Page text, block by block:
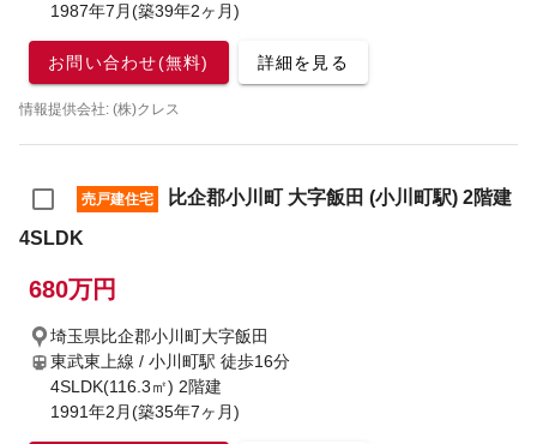
1987年7月(築39年2ヶ月)
お問い合わせ(無料) 詳細を見る
情報提供会社: (株)クレス
売戸建住宅
比企郡小川町 大字飯田 (小川町駅) 2階建
4SLDK
680万円
埼玉県比企郡小川町大字飯田
東武東上線 / 小川町駅 徒歩16分
4SLDK(116.3㎡) 2階建
1991年2月(築35年7ヶ月)